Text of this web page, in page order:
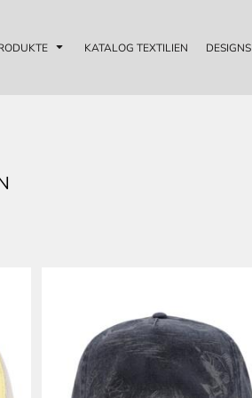
KATALOG TEXTILIEN DESIGNS